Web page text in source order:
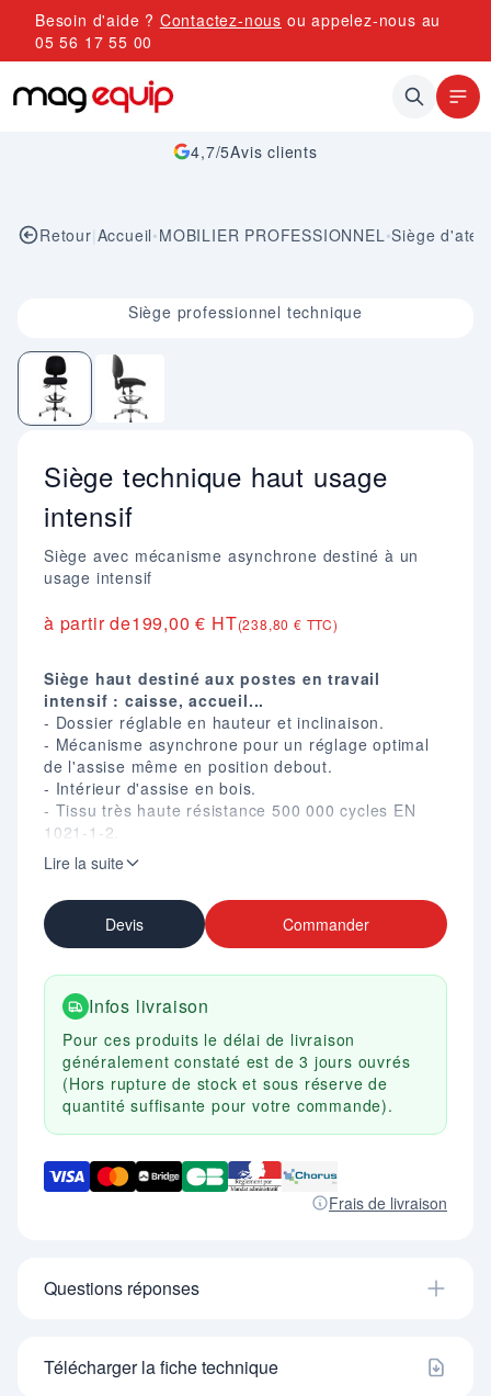
Allez au contenu
Besoin d'aide ? Contactez-nous ou appelez-nous au
05 56 17 55 00
4,7/5Avis clients
Retour|Accueil•MOBILIER PROFESSIONNEL•Siège
Image 1 sur 2Siège professionnel technique
Siège technique haut usage
intensif
Siège avec mécanisme asynchrone destiné à un
usage intensif
à partir de199,00 € HT(238,80 € TTC)
Siège haut destiné aux postes en travail
intensif : caisse, accueil...
- Dossier réglable en hauteur et inclinaison.
- Mécanisme asynchrone pour un réglage optimal
de l'assise même en position debout.
- Intérieur d'assise en bois.
- Tissu très haute résistance 500 000 cycles EN
1021-1-2.
- Classement au feu M1.
- Réglage en hauteur de 560 à 760 mm.
- Pied en aluminium poli.
- Dim. assise : L. 460 X P. 430 mm.
- Dim. dossier : H. 360 X L. 420 mm.
- Résistance : 100 kg.
- Coloris : Noir.
- Garantie 5 ans.
Lire la suite
Devis Commander
Infos livraison
Pour ces produits le délai de livraison
généralement constaté est de 3 jours ouvrés
(Hors rupture de stock et sous réserve de
quantité suffisante pour votre commande).
Frais de livraison
Questions réponses
Télécharger la fiche technique